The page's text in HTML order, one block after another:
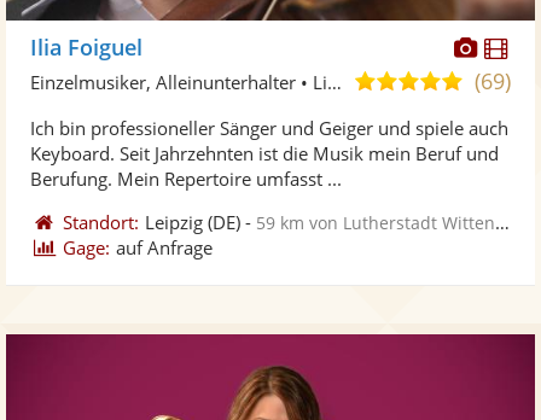
Fotos
Ilia Foiguel
4,9
5
(69)
Einzelmusiker, Alleinunterhalter • Live-Musiker
Ich bin professioneller Sänger und Geiger und spiele auch
Keyboard. Seit Jahrzehnten ist die Musik mein Beruf und
Berufung. Mein Repertoire umfasst ...
Standort: Leipzig (DE) - 59 km von Lutherstadt Wittenberg
Gage: auf Anfrage